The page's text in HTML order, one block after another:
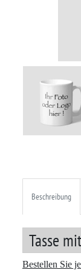
Beschreibung
Tasse
Bestellen Sie